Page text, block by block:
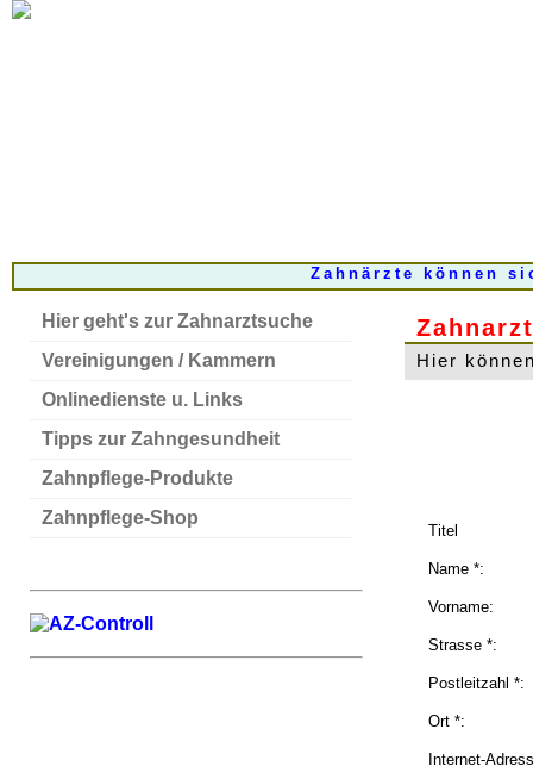
Zahnärzte können
Hier geht's zur Zahnarztsuche
Vereinigungen / Kammern
Onlinedienste u. Links
Tipps zur Zahngesundheit
Zahnpflege-Produkte
Zahnpflege-Shop
Hier
Titel
Name *:
Vorname:
Strasse *:
Postleitzahl *:
Ort *:
Internet-